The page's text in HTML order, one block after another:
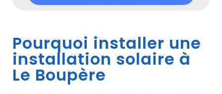
Pourquoi installer une
installation solaire à
Le Boupère